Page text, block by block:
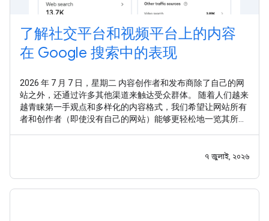
了解社交平台和视频平台上的内容
在 Google 搜索中的表现
2026 年 7 月 7 日，星期二 内容创作者和发布商除了自己的网
站之外，还通过许多其他渠道来触达受众群体。 随着人们越来
越青睐第一手观点和多样化的内容格式，我们希望让网站所有
者和创作者（即使没有自己的网站）能够更轻松地一览其所有
型，可帮助网站所有者和创作者了解其社交媒体帖子和视频帖
৭ জুলাই, ২০২৬